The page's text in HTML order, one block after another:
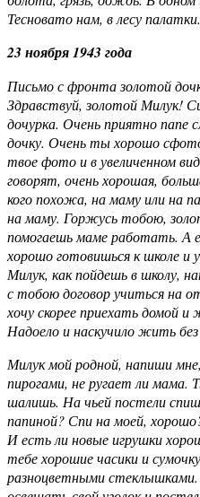
Тесновато нам, в лесу
23 ноября 1943 года
Письмо с фронта золотой
Здравствуй, золотой Милук!
дочурка. Очень приятно папе
дочку. Очень ты хорошо
твое фото и в увеличенном
говорят, очень хорошая,
кого похожа, на маму или на
на маму. Горжусь тобою,
помогаешь маме работать. А
хорошо готовишься к школе и
Милук, как пойдешь в школу,
с тобою договор учиться на
хочу скорее приехать домой
Надоело и наскучило жить
Милук мой родной, напиши
пирогами, не ругает ли мама.
шалишь. На чьей постели
папиной? Спи на моей,
И есть ли новые игрушки
тебе хорошие часики и
разноцветными